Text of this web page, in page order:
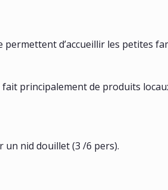
d’accueillir les petites
principalement de produits
un nid douillet (3 /6 pers).